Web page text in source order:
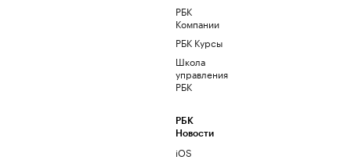
РБК
Компании
РБК Курсы
Школа
управления
РБК
РБК
Новости
iOS